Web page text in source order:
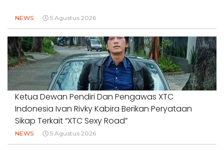
NEWS 5 Agustus 2026
Ketua Dewan Pendiri Dan Pengawas XTC
Indonesia Ivan Rivky Kabira Berikan Peryataan
Sikap Terkait “XTC Sexy Road”
NEWS 5 Agustus 2026